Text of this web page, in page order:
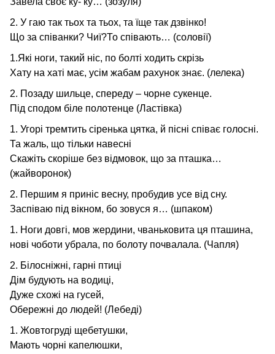
2. У гаю так тьох та тьох, та їще так дзвінко!
Що за співанки? Чиї?То співають… (соловії)
1.Які ноги, такий ніс, по болті ходить скрізь
Хату на хаті має, усім жабам рахунок знає. (лелека)
2. Позаду шильце, спереду – чорне сукенце.
Під сподом біле полотенце (Ластівка)
1. Угорі тремтить сіренька цятка, й пісні співає голосні.
Та жаль, що тільки навесні
Скажіть скоріше без відмовок, що за пташка…
(жайворонок)
2. Першим я приніс весну, пробудив усе від сну.
Заспіваю під вікном, бо зовуся я… (шпаком)
1. Ноги довгі, мов жердини, чваньковита ця пташина,
нові чоботи убрала, по болоту почвалала. (Чапля)
2. Білосніжні, гарні птиці
Дім будують на водиці,
Дуже схожі на гусей,
Обережні до людей! (Лебеді)
1. Жовтогруді щебетушки,
Мають чорні капелюшки,